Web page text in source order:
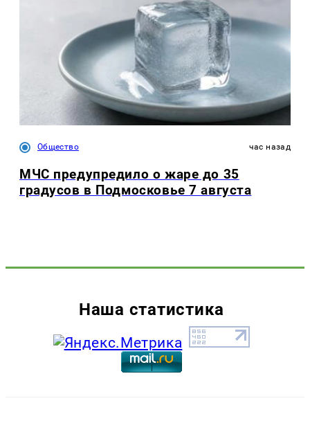
Общество час назад
МЧС предупредило о жаре до 35
градусов в Подмосковье 7 августа
Наша статистика